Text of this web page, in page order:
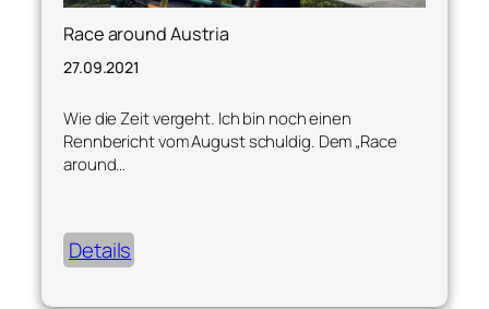
Race around Austria
27.09.2021
Wie die Zeit vergeht. Ich bin noch einen
Rennbericht vom August schuldig. Dem „Race
around…
Details